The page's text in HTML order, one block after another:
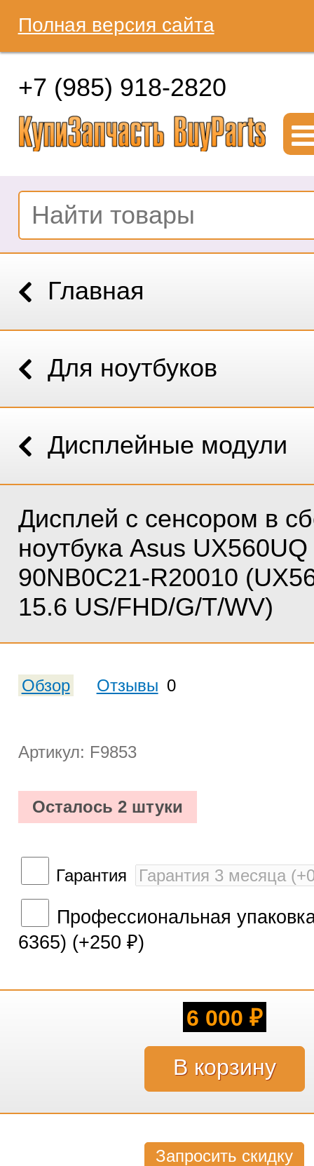
Полная версия сайта
+7 (985) 918-2820
Главная
Для ноутбуков
Дисплейные модули
Дисплей с сенсором в
ноутбука Asus UX560UQ
90NB0C21-R20010
15.6 US/FHD/G/T/WV)
Обзор Отзывы 0
Артикул: F9853
Осталось 2 штуки
Гарантия
Профессиональная
6365) (+250 ₽)
6 000 ₽
Запросить скидку